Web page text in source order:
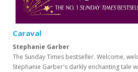
Caraval
Stephanie Garber
The Sunday Times bestseller. Welcome,
Stephanie Garber's darkly enchanting tale